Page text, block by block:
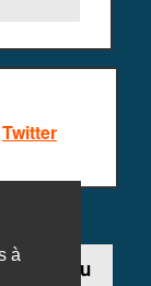
à
Twitter
un jeu